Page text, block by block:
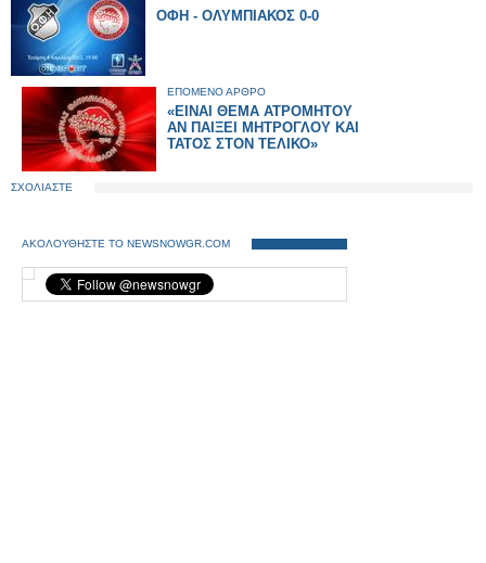
OΦΗ - ΟΛΥΜΠΙΑΚΟΣ 0-0
ΕΠΟΜΕΝΟ ΑΡΘΡΟ
«ΕΙΝΑΙ ΘΕΜΑ ΑΤΡΟΜΗΤΟΥ
ΑΝ ΠΑΙΞΕΙ ΜΗΤΡΟΓΛΟΥ ΚΑΙ
ΤΑΤΟΣ ΣΤΟΝ ΤΕΛΙΚΟ»
ΣΧΟΛΙΑΣΤΕ
ΑΚΟΛΟΥΘΗΣΤΕ ΤΟ NEWSNOWGR.COM